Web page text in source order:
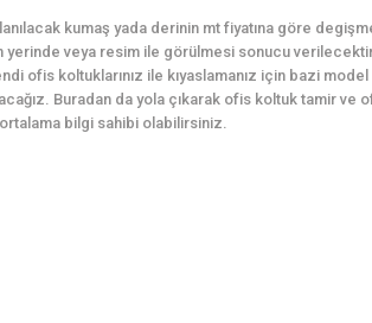
kumaş yada derinin mt fiyatına göre
yerinde veya resim ile görülmesi sonucu
ofis koltuklarınız ile kıyaslamanız için bazi
Buradan da yola çıkarak ofis koltuk tamir ve
bilgi sahibi olabilirsiniz.